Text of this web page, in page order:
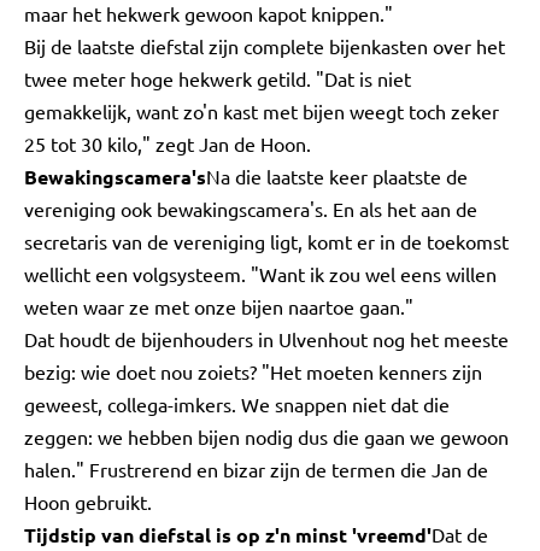
maar het hekwerk gewoon kapot knippen."
Bij de laatste diefstal zijn complete bijenkasten over het
twee meter hoge hekwerk getild. "Dat is niet
gemakkelijk, want zo'n kast met bijen weegt toch zeker
25 tot 30 kilo," zegt Jan de Hoon.
Bewakingscamera'sNa die laatste keer plaatste de
vereniging ook bewakingscamera's. En als het aan de
secretaris van de vereniging ligt, komt er in de toekomst
wellicht een volgsysteem. "Want ik zou wel eens willen
weten waar ze met onze bijen naartoe gaan."
Dat houdt de bijenhouders in Ulvenhout nog het meeste
bezig: wie doet nou zoiets? "Het moeten kenners zijn
geweest, collega-imkers. We snappen niet dat die
zeggen: we hebben bijen nodig dus die gaan we gewoon
halen." Frustrerend en bizar zijn de termen die Jan de
Hoon gebruikt.
Tijdstip van diefstal is op z'n minst 'vreemd'Dat de